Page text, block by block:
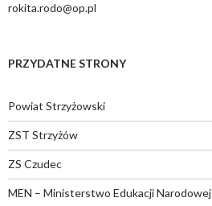
rokita.rodo@op.pl
PRZYDATNE STRONY
Powiat Strzyżowski
ZST Strzyżów
ZS Czudec
MEN – Ministerstwo Edukacji Narodowej